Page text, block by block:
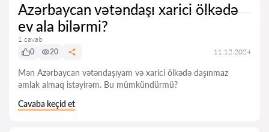
Azərbaycan vətəndaşı xarici ölkədə
ev ala bilərmi?
1 cavab
0
20 11.12.2024
Mən Azərbaycan vətəndaşıyam və xarici ölkədə daşınmaz
əmlak almaq istəyirəm. Bu mümkündürmü?
Cavaba keçid et